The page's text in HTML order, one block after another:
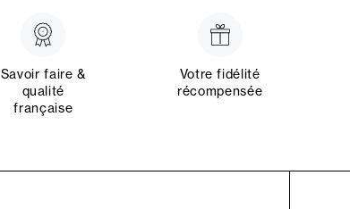
Savoir faire &
qualité
française
Votre fidélité
récompensée